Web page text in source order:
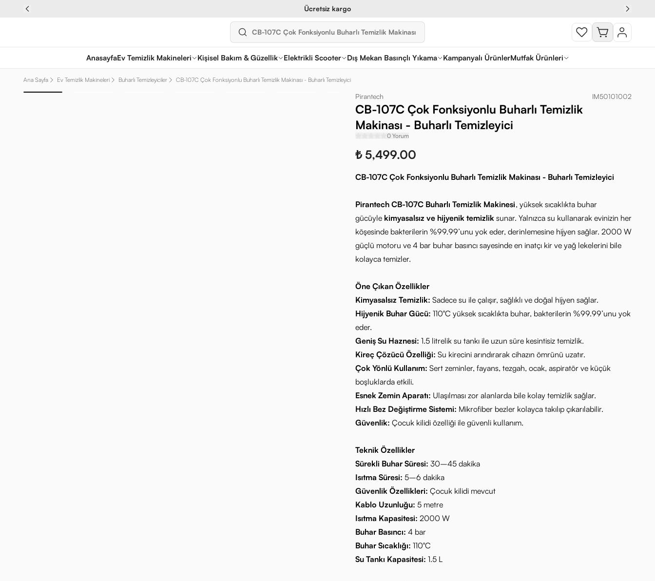
Ücretsiz kargo
AnasayfaEv Temizlik Makineleri Kişisel Bakım & Güzellik Elektrikli Scooter Dış Mekan Basınçlı Yıkama Kampanyalı ÜrünlerMutfak Ürünleri
Ana Sayfa Ev Temizlik Makineleri Buharlı Temizleyiciler CB-107C Çok Fonksiyonlu Buharlı Temizlik Makinası - Buharlı Temizleyici
Pirantech IM50101002
CB-107C Çok Fonksiyonlu Buharlı Temizlik
Makinası - Buharlı Temizleyici
0 Yorum
₺ 5,499.00
CB-107C Çok Fonksiyonlu Buharlı Temizlik Makinası - Buharlı Temizleyici
Pirantech CB-107C Buharlı Temizlik Makinesi, yüksek sıcaklıkta buhar
gücüyle kimyasalsız ve hijyenik temizliksunar. Yalnızca su kullanarak evinizin her
köşesinde bakterilerin %99.99’unu yok eder, derinlemesine hijyen sağlar. 2000 W
güçlü motoru ve 4 bar buhar basıncı sayesinde en inatçı kir ve yağ lekelerini bile
kolayca temizler.
Öne Çıkan Özellikler
Kimyasalsız Temizlik: Sadece su ile çalışır, sağlıklı ve doğal hijyen sağlar.
Hijyenik Buhar Gücü: 110°C yüksek sıcaklıkta buhar, bakterilerin %99.99’unu yok
eder.
Geniş Su Haznesi: 1.5 litrelik su tankı ile uzun süre kesintisiz temizlik.
Kireç Çözücü Özelliği: Su kirecini arındırarak cihazın ömrünü uzatır.
Çok Yönlü Kullanım: Sert zeminler, fayans, tezgah, ocak, aspiratör ve küçük
boşluklarda etkili.
Esnek Zemin Aparatı: Ulaşılması zor alanlarda bile kolay temizlik sağlar.
Hızlı Bez Değiştirme Sistemi: Mikrofiber bezler kolayca takılıp çıkarılabilir.
Güvenlik: Çocuk kilidi özelliği ile güvenli kullanım.
Teknik Özellikler
Sürekli Buhar Süresi: 30–45 dakika
Isıtma Süresi: 5–6 dakika
Güvenlik Özellikleri: Çocuk kilidi mevcut
Kablo Uzunluğu: 5 metre
Isıtma Kapasitesi: 2000 W
Buhar Basıncı: 4 bar
Buhar Sıcaklığı: 110°C
Su Tankı Kapasitesi: 1.5 L